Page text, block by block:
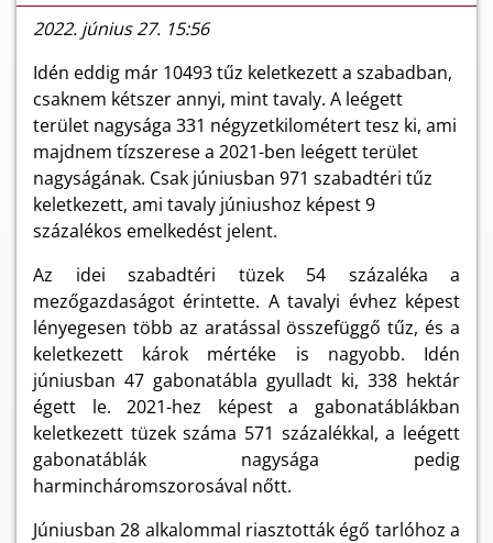
2022. június 27. 15:56
Idén eddig már 10493 tűz keletkezett a szabadban,
csaknem kétszer annyi, mint tavaly. A leégett
terület nagysága 331 négyzetkilométert tesz ki, ami
majdnem tízszerese a 2021-ben leégett terület
nagyságának. Csak júniusban 971 szabadtéri tűz
keletkezett, ami tavaly júniushoz képest 9
százalékos emelkedést jelent.
Az idei szabadtéri tüzek 54 százaléka a
mezőgazdaságot érintette. A tavalyi évhez képest
lényegesen több az aratással összefüggő tűz, és a
keletkezett károk mértéke is nagyobb. Idén
júniusban 47 gabonatábla gyulladt ki, 338 hektár
égett le. 2021-hez képest a gabonatáblákban
keletkezett tüzek száma 571 százalékkal, a leégett
gabonatáblák nagysága pedig
harmincháromszorosával nőtt.
Júniusban 28 alkalommal riasztották égő tarlóhoz a